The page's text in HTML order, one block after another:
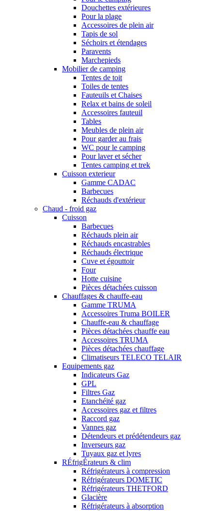
Douchettes extérieures
Pour la plage
Accessoires de plein air
Tapis de sol
Séchoirs et étendages
Paravents
Marchepieds
Mobilier de camping
Tentes de toit
Toiles de tentes
Fauteuils et Chaises
Relax et bains de soleil
Accessoires fauteuil
Tables
Meubles de plein air
Pour garder au frais
WC pour le camping
Pour laver et sécher
Tentes camping et trek
Cuisson exterieur
Gamme CADAC
Barbecues
Réchauds d'extérieur
Chaud - froid gaz
Cuisson
Barbecues
Réchauds plein air
Réchauds encastrables
Réchauds électrique
Cuve et égouttoir
Four
Hotte cuisine
Pièces détachées cuisson
Chauffages & chauffe-eau
Gamme TRUMA
Accessoires Truma BOILER
Chauffe-eau & chauffage
Pièces détachées chauffe eau
Accessoires TRUMA
Pièces détachées chauffage
Climatiseurs TELECO TELAIR
Equipements gaz
Indicateurs Gaz
GPL
Filtres Gaz
Etanchéité gaz
Accessoires gaz et filtres
Raccord gaz
Vannes gaz
Détendeurs et prédétendeurs gaz
Inverseurs gaz
Tuyaux gaz et lyres
RÉfrigÉrateurs & clim
Réfrigérateurs à compression
Réfrigérateurs DOMETIC
Réfrigérateurs THETFORD
Glacière
Réfrigérateurs à absorption